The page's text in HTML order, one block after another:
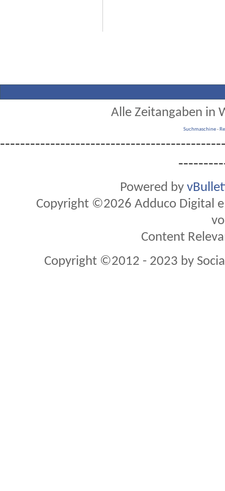
Alle Zeitangaben in
Suchmaschine-
Powered by
Copyright ©2026 Adduco Digital
Content
Copyright ©2012 - 2023 by